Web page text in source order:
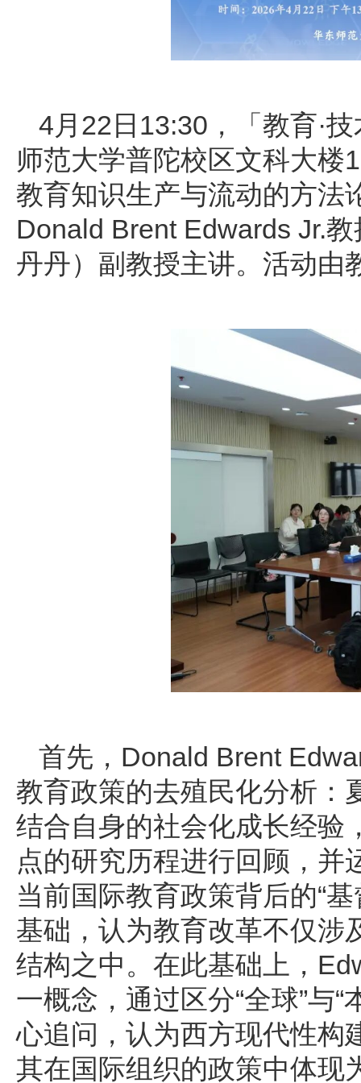
4月22日13:30，「教育·
师范大学普陀校区文科大楼
教育知识生产与流动的方法
Donald Brent Edwards Jr.
丹丹）副教授主讲。活动由
首先，Donald Brent
教育政策的去殖民化分析：
结合自身的社会化成长经验
点的研究历程进行回顾，并
当前国际教育政策背后的“
基础，认为教育改革不仅涉
结构之中。在此基础上，
一概念，通过区分“全球”与
心追问，认为西方现代性构
其在国际组织的政策中体现